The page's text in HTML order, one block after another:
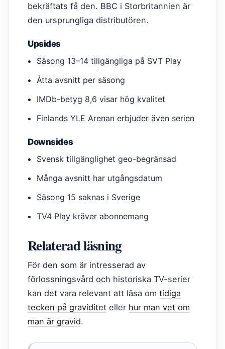
bekräftats få den. BBC i Storbritannien är
den ursprungliga distributören.
Upsides
Säsong 13–14 tillgängliga på SVT Play
Åtta avsnitt per säsong
IMDb-betyg 8,6 visar hög kvalitet
Finlands YLE Arenan erbjuder även serien
Downsides
Svensk tillgänglighet geo-begränsad
Många avsnitt har utgångsdatum
Säsong 15 saknas i Sverige
TV4 Play kräver abonnemang
Relaterad läsning
För den som är intresserad av
förlossningsvård och historiska TV-serier
kan det vara relevant att läsa om tidiga
tecken på graviditet eller hur man vet om
man är gravid.